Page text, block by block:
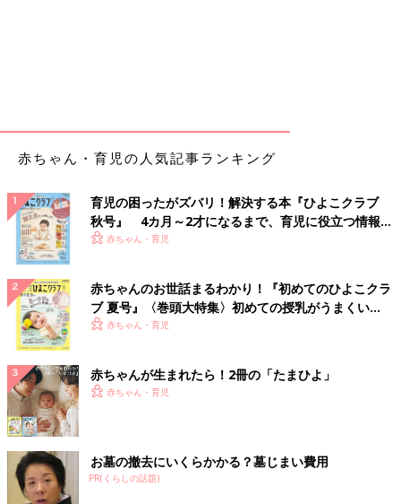
赤ちゃん・育児の人気記事ランキング
育児の困ったがズバリ！解決する本『ひよこクラブ
秋号』 4カ月～2才になるまで、育児に役立つ情報が
いっぱい！
赤ちゃん・育児
赤ちゃんのお世話まるわかり！『初めてのひよこクラ
ブ 夏号』〈巻頭大特集〉初めての授乳がうまくい
く！ おっぱい・ミルクの基本と夏のトラブル 解決テ
赤ちゃん・育児
赤ちゃんが生まれたら！2冊の「たまひよ」
赤ちゃん・育児
お墓の撤去にいくらかかる？墓じまい費用
PR(くらしの話題)